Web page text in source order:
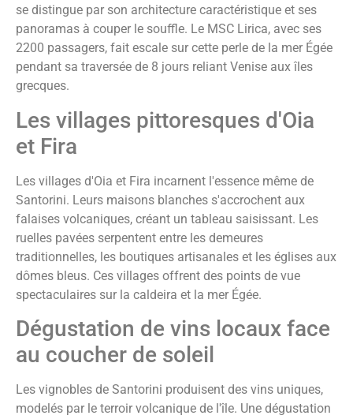
se distingue par son architecture caractéristique et ses
panoramas à couper le souffle. Le MSC Lirica, avec ses
2200 passagers, fait escale sur cette perle de la mer Égée
pendant sa traversée de 8 jours reliant Venise aux îles
grecques.
Les villages pittoresques d'Oia
et Fira
Les villages d'Oia et Fira incarnent l'essence même de
Santorini. Leurs maisons blanches s'accrochent aux
falaises volcaniques, créant un tableau saisissant. Les
ruelles pavées serpentent entre les demeures
traditionnelles, les boutiques artisanales et les églises aux
dômes bleus. Ces villages offrent des points de vue
spectaculaires sur la caldeira et la mer Égée.
Dégustation de vins locaux face
au coucher de soleil
Les vignobles de Santorini produisent des vins uniques,
modelés par le terroir volcanique de l'île. Une dégustation